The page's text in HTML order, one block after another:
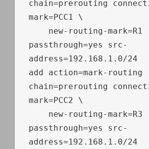
chain=prerouting
mark=PCC1 \
    new
- routing-mark=R1
passthrough=yes src-
address=192.168 . 1.0/24
add action=mark- routing
chain=prerouting
mark=PCC2 \
    new
- routing-mark=R3
passthrough=yes src-
address=192.168 . 1.0/24